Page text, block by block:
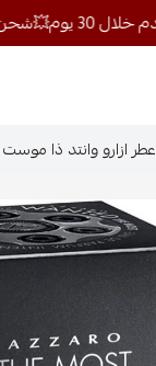
عطر ازارو وانتد ذا موست او